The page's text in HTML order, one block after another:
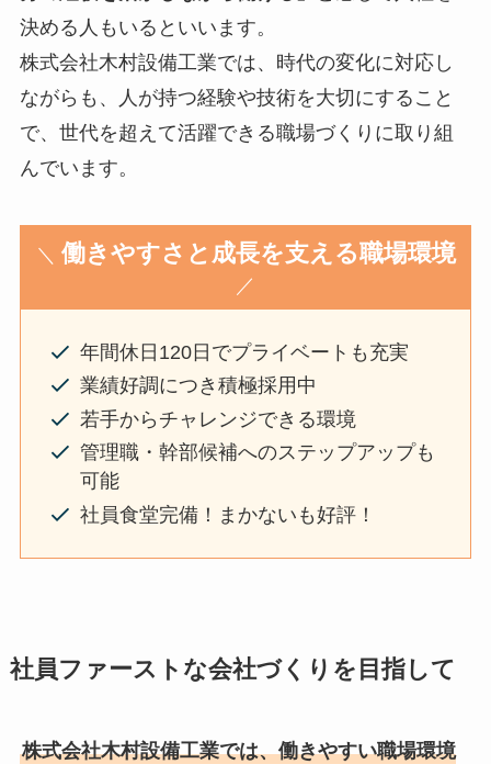
決める人もいるといいます。
株式会社木村設備工業では、時代の変化に対応し
ながらも、人が持つ経験や技術を大切にすること
で、世代を超えて活躍できる職場づくりに取り組
んでいます。
＼ 働きやすさと成長を支える職場環境
／
年間休日120日でプライベートも充実
業績好調につき積極採用中
若手からチャレンジできる環境
管理職・幹部候補へのステップアップも
可能
社員食堂完備！まかないも好評！
社員ファーストな会社づくりを目指して
株式会社木村設備工業では、働きやすい職場環境